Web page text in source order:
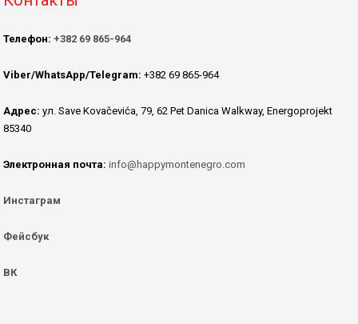
Телефон: +382 69 865-964
Viber/WhatsApp/Telegram: +382 69 865-964
Адрес: ул. Save Kovačevića, 79, 62 Pet Danica Walkway, Energoprojekt
85340
Электронная почта: info@happymontenegro.com
Инстаграм
Фейсбук
ВК